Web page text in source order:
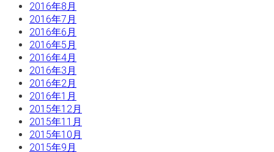
2016年8月
2016年7月
2016年6月
2016年5月
2016年4月
2016年3月
2016年2月
2016年1月
2015年12月
2015年11月
2015年10月
2015年9月